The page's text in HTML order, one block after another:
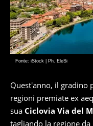
Fonte: iStock | Ph. EleSi
Quest'anno, il gradino
regioni premiate ex
sua Ciclovia Via del
tagliando la regione